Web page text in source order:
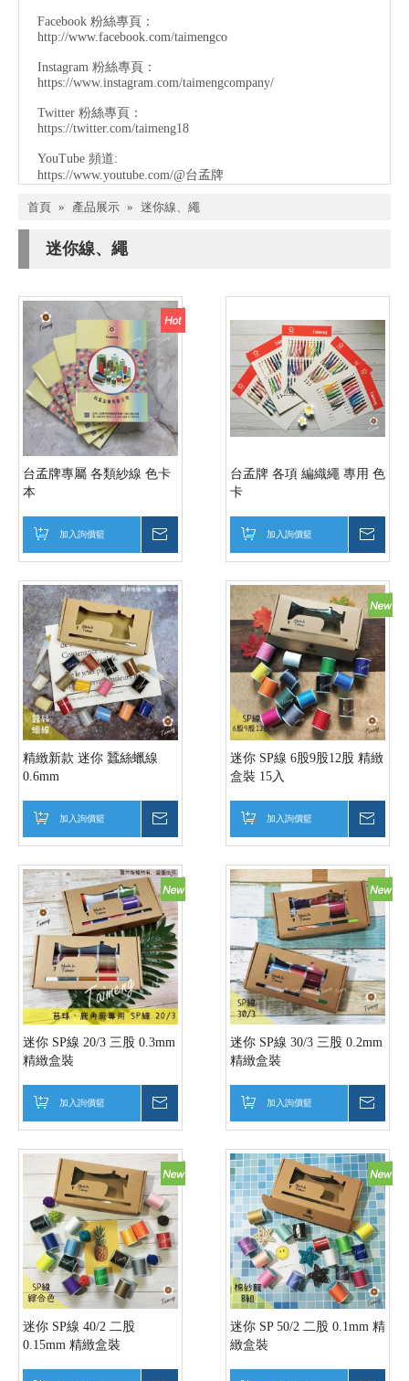
Facebook 粉絲專頁：
http://www.facebook.com/taimengco
Instagram 粉絲專頁：
https://www.instagram.com/taimengcompany/
Twitter 粉絲專頁：
https://twitter.com/taimeng18
YouTube 頻道:
https://www.youtube.com/@台孟牌
首頁 » 產品展示 » 迷你線、繩
迷你線、繩
台孟牌專屬 各類紗線 色卡
本
加入詢價籃
台孟牌 各項 編織繩 專用 色
卡
加入詢價籃
精緻新款 迷你 蠶絲蠟線
0.6mm
加入詢價籃
迷你 SP線 6股9股12股 精緻
盒裝 15入
加入詢價籃
迷你 SP線 20/3 三股 0.3mm
精緻盒裝
加入詢價籃
迷你 SP線 30/3 三股 0.2mm
精緻盒裝
加入詢價籃
迷你 SP線 40/2 二股
0.15mm 精緻盒裝
迷你 SP 50/2 二股 0.1mm 精
緻盒裝